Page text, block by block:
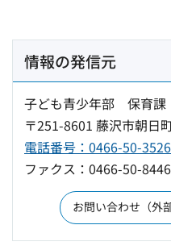
情報の発信元
子ども青少年部 保育課
〒251-8601 藤沢市朝
電話番号：0466-50-3526
ファクス：0466-50-8446
お問い合わせ（外